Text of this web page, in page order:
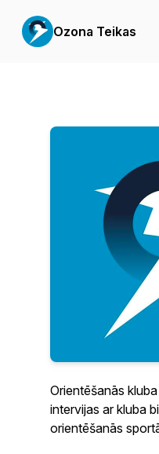
Ozona Teikas
Orientēšanās
intervijas ar kluba
orientēšanās